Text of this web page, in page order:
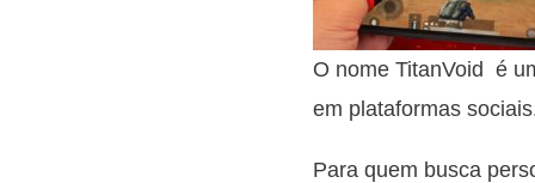
O nome TitanVoid é
em plataformas
Para quem busca